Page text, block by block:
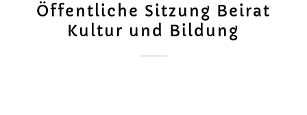
Öffentliche Sitzung Beirat
Kultur und Bildung